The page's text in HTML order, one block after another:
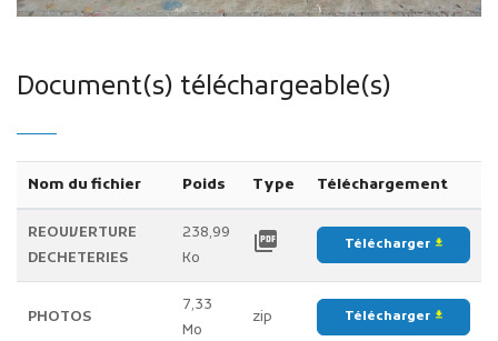
Document(s) téléchargeable(s)
Nom du fichier Poids Type Téléchargement
REOUVERTURE
DECHETERIES
238,99
Ko
picture_as_pdf Télécharger file_download
PHOTOS
7,33
Mo
zip Télécharger file_download